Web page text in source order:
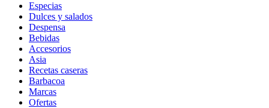
Especias
Dulces y salados
Despensa
Bebidas
Accesorios
Asia
Recetas caseras
Barbacoa
Marcas
Ofertas